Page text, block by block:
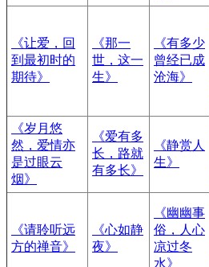
《让爱，回
到最初时的
期待》
《那一
世，这一
生》
《有多少
曾经已成
沧海》
《岁月悠
然，爱情亦
是过眼云
烟》
《爱有多
长，路就
有多长》
《静赏人
生》
《请聆听远
方的禅音》
《心如静
夜》
《幽幽事
俗，人心
凉过冬
水》